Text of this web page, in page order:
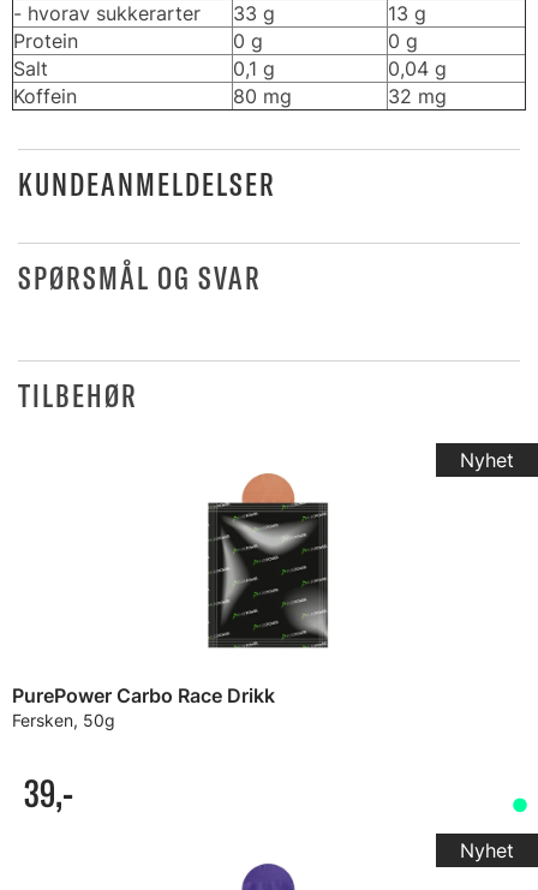
- hvorav sukkerarter
33 g
13 g
Protein
0 g
0 g
Salt
0,1 g
0,04 g
Koffein
80 mg 32 mg
KUNDEANMELDELSER
SPØRSMÅL OG SVAR
TILBEHØR
PurePower Carbo Race Drikk
Fersken, 50g
39,-